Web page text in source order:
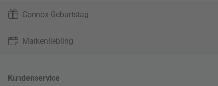
Connox Geburtstag
Markenliebling
Kundenservice